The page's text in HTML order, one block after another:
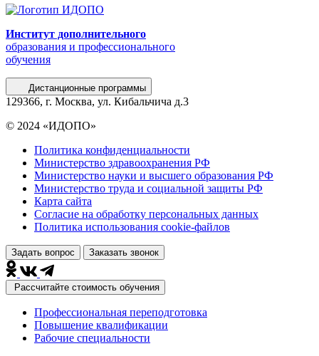
Институт дополнительного
образования и профессионального
обучения
Дистанционные программы
129366, г. Москва, ул. Кибальчича д.3
© 2024 «ИДОПО»
Политика конфиденциальности
Министерство здравоохранения РФ
Министерство науки и высшего образования РФ
Министерство труда и социальной защиты РФ
Карта сайта
Согласие на обработку персональных данных
Политика использования сookie-файлов
Задать вопрос Заказать звонок
Рассчитайте стоимость обучения
Профессиональная переподготовка
Повышение квалификации
Рабочие специальности